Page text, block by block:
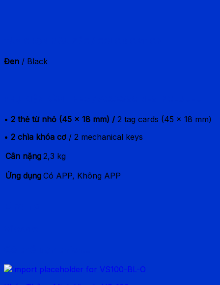
Đen / Black
• 2 thẻ từ nhỏ (45 x 18 mm) / 2 tag cards (45 x 18 mm)
• 2 chìa khóa cơ / 2 mechanical keys
Cân nặng 2,3 kg
Ứng dụng Có APP, Không APP